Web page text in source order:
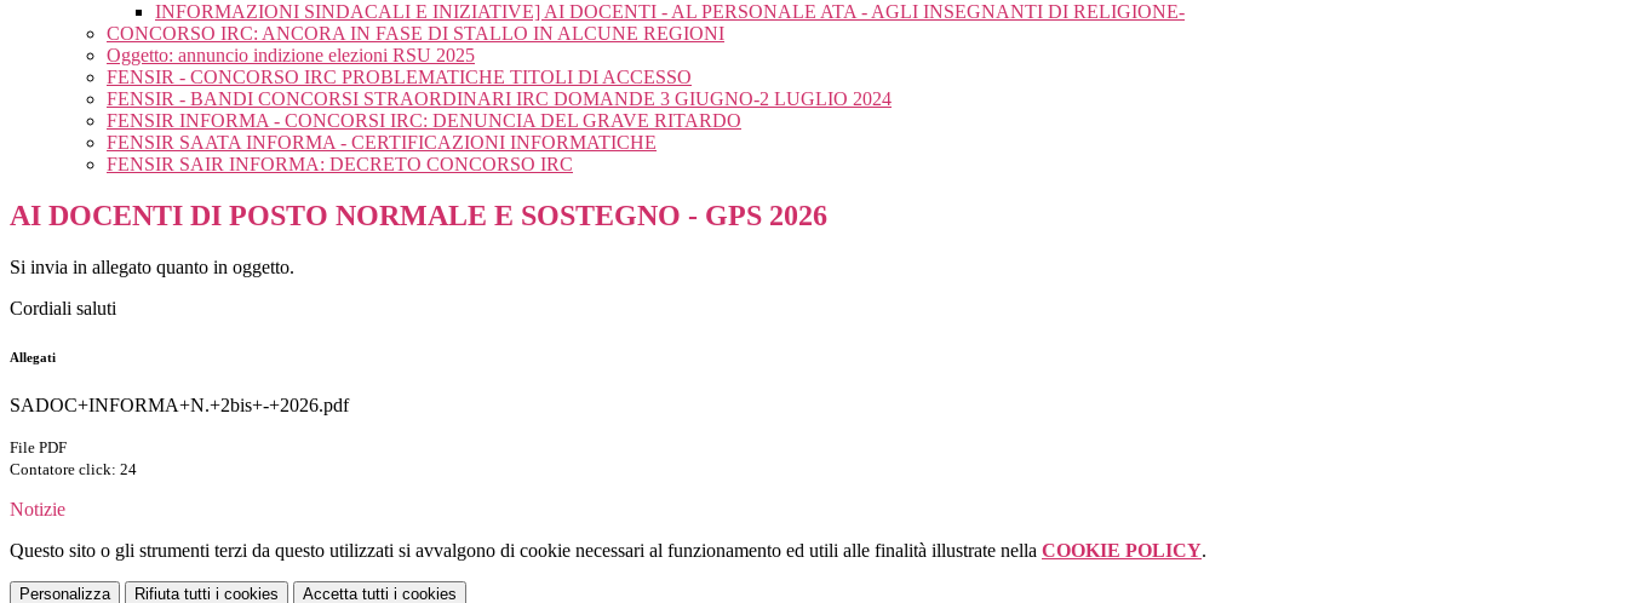
INFORMAZIONI SINDACALI E INIZIATIVE] AI DOCENTI - AL PERSONALE ATA - AGLI INSEGNANTI DI RELIGIONE-
CONCORSO IRC: ANCORA IN FASE DI STALLO IN ALCUNE REGIONI
Oggetto: annuncio indizione elezioni RSU 2025
FENSIR - CONCORSO IRC PROBLEMATICHE TITOLI DI ACCESSO
FENSIR - BANDI CONCORSI STRAORDINARI IRC DOMANDE 3 GIUGNO-2 LUGLIO 2024
FENSIR INFORMA - CONCORSI IRC: DENUNCIA DEL GRAVE RITARDO
FENSIR SAATA INFORMA - CERTIFICAZIONI INFORMATICHE
FENSIR SAIR INFORMA: DECRETO CONCORSO IRC
AI DOCENTI DI POSTO NORMALE E SOSTEGNO - GPS 2026
Si invia in allegato quanto in oggetto.
Cordiali saluti
Allegati
SADOC+INFORMA+N.+2bis+-+2026.pdf
File PDF
Contatore click: 24
Notizie
Questo sito o gli strumenti terzi da questo utilizzati si avvalgono di cookie necessari al funzionamento ed utili alle finalità illustrate nella COOKIE POLICY.
Personalizza Rifiuta tutti i cookies Accetta tutti i cookies